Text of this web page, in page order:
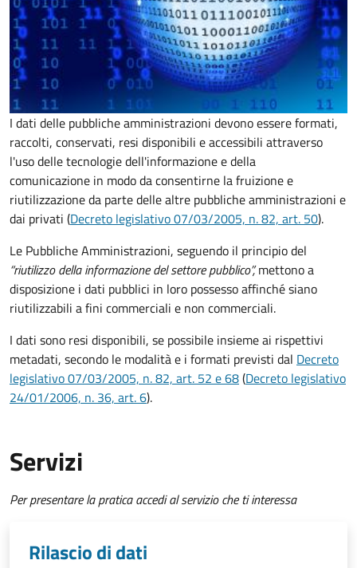
I dati delle pubbliche amministrazioni devono essere formati,
raccolti, conservati, resi disponibili e accessibili attraverso
l'uso delle tecnologie dell'informazione e della
comunicazione in modo da consentirne la fruizione e
riutilizzazione da parte delle altre pubbliche amministrazioni e
dai privati (Decreto legislativo 07/03/2005, n. 82, art. 50).
Le Pubbliche Amministrazioni, seguendo il principio del
“riutilizzo della informazione del settore pubblico”,mettono a
disposizione i dati pubblici in loro possesso affinché siano
riutilizzabili a fini commerciali e non commerciali.
I dati sono resi disponibili, se possibile insieme ai rispettivi
metadati, secondo le modalità e i formati previsti dal Decreto
legislativo 07/03/2005, n. 82, art. 52 e 68(Decreto legislativo
24/01/2006, n. 36, art. 6).
Servizi
Per presentare la pratica accedi al servizio che ti interessa
Rilascio di dati